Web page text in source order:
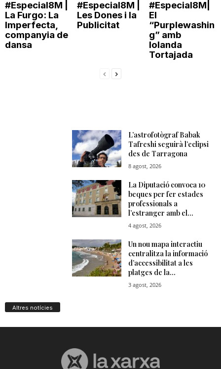
#Especial8M |
La Furgo: La
Imperfecta,
companyia de
dansa
#Especial8M |
Les Dones i la
Publicitat
#Especial8M|
El
“Purplewashin
g” amb
Iolanda
Tortajada
Altres notícies